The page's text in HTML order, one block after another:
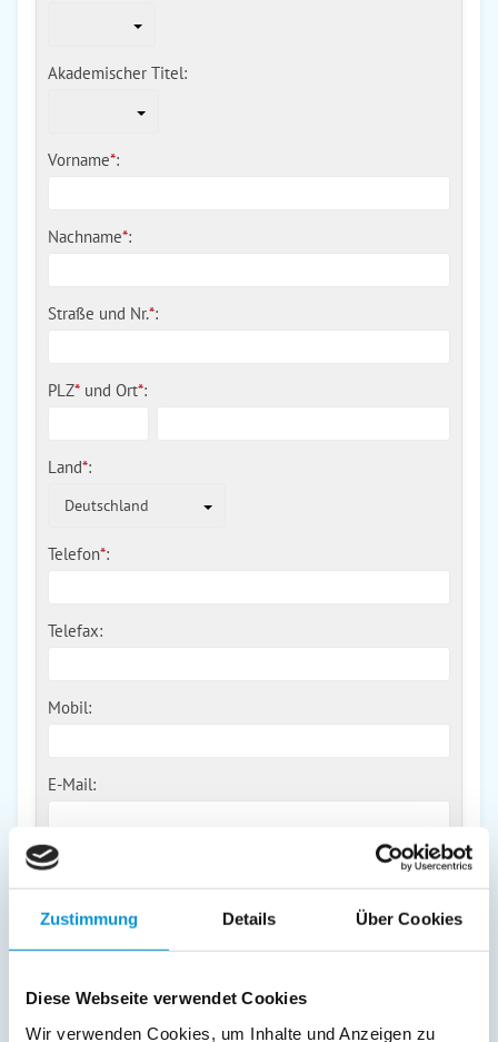
Zustimmung Details Über Cookies
Diese Webseite verwendet Cookies
Wir verwenden Cookies, um Inhalte und Anzeigen zu
Akademischer Titel:
Vorname*:
Nachname*:
Straße und Nr.*:
PLZ* und Ort*:
Land*:
Deutschland
Telefon*:
Telefax:
Mobil:
E-Mail: